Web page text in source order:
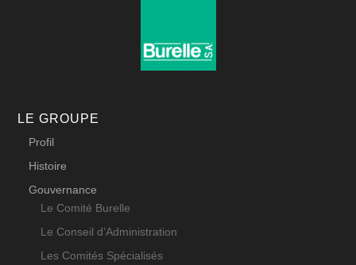
LE GROUPE
Profil
Histoire
Gouvernance
Le Comité Burelle
Le Conseil d’Administration
Les Comités Spécialisés